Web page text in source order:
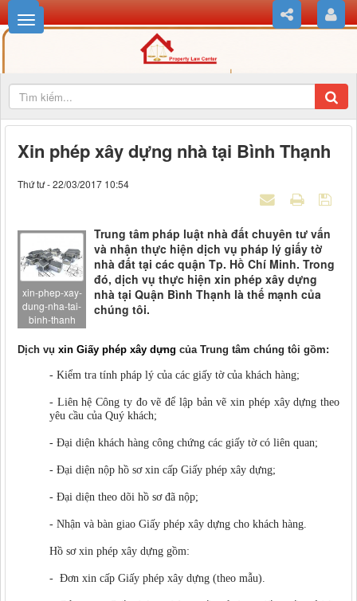
Xin phép xây dựng nhà tại Bình Thạnh
Thứ tư - 22/03/2017 10:54
xin-phep-xay-
dung-nha-tai-
binh-thanh
Trung tâm pháp luật nhà đất chuyên tư vấn
và nhận thực hiện dịch vụ pháp lý giấy tờ
nhà đất tại các quận Tp. Hồ Chí Minh. Trong
đó, dịch vụ thực hiện xin phép xây dựng
nhà tại Quận Bình Thạnh là thế mạnh của
chúng tôi.
Dịch vụ xin Giấy phép xây dựng của Trung tâm chúng tôi gồm:
- Kiểm tra tính pháp lý của các giấy tờ của khách hàng;
- Liên hệ Công ty đo vẽ để lập bản vẽ xin phép xây dựng theo
yêu cầu của Quý khách;
- Đại diện khách hàng công chứng các giấy tờ có liên quan;
- Đại diện nộp hồ sơ xin cấp Giấy phép xây dựng;
- Đại diện theo dõi hồ sơ đã nộp;
- Nhận và bàn giao Giấy phép xây dựng cho khách hàng.
Hồ sơ xin phép xây dựng gồm:
- Đơn xin cấp Giấy phép xây dựng (theo mẫu).